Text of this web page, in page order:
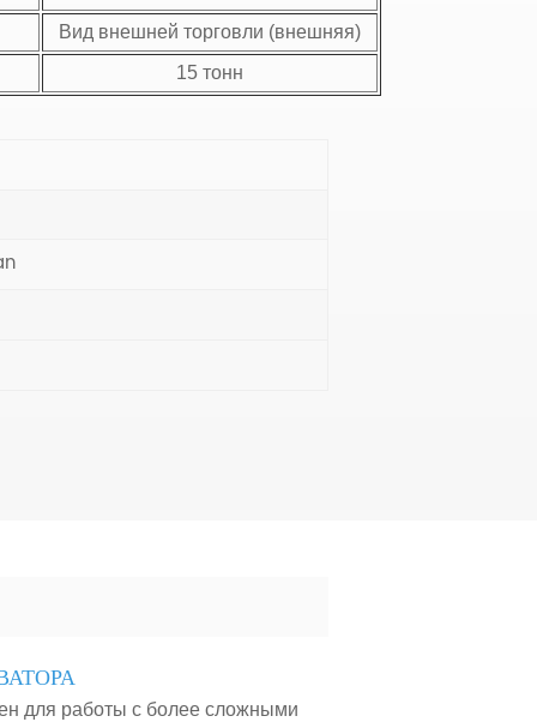
Вид внешней торговли (внешняя)
15 тонн
для работы с более сложными